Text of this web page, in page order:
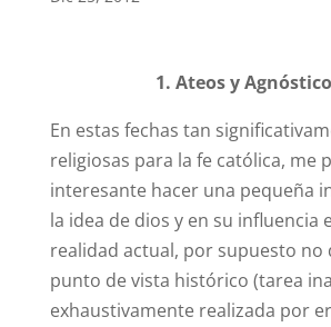
1. Ateos y
En estas fechas tan
religiosas para la fe católica, me
interesante hacer una pequeña
la idea de dios y en su influencia
realidad actual, por supuesto no
punto de vista histórico (tarea
exhaustivamente realizada por